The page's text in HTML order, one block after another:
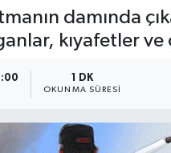
damında
kıyafetler
1 DK
OKUNMA SÜRESI